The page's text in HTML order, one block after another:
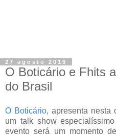
27 agosto 2019
O Boticário e Fhits
do Brasil
O Boticário, apresenta nesta
um talk show
evento será um momento